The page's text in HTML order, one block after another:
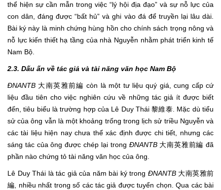
thể hiện sự cần mẫn trong việc “lý hội địa đạo” và sự nỗ lực của
con dân, đáng được “bất hủ” và ghi vào đá để truyền lại lâu dài.
Bài ký này là minh chứng hùng hồn cho chính sách trọng nông và
nỗ lực kiến thiết hạ tầng của nhà Nguyễn nhằm phát triển kinh tế
Nam Bộ.
2.3. Dấu ấn về tác giả và tài năng văn học Nam Bộ
ĐNANTB 大南英雅前編 còn là một tư liệu quý giá, cung cấp cứ
liệu đầu tiên cho việc nghiên cứu về những tác giả ít được biết
đến, tiêu biểu là trường hợp của Lê Duy Thái 黎維泰. Mặc dù tiểu
sử của ông vẫn là một khoảng trống trong lịch sử triều Nguyễn và
các tài liệu hiện nay chưa thể xác định được chi tiết, nhưng các
sáng tác của ông được chép lại trong ĐNANTB大南英雅前編 đã
phần nào chứng tỏ tài năng văn học của ông.
Lê Duy Thái là tác giả của năm bài ký trong ĐNANTB 大南英雅前
編, nhiều nhất trong số các tác giả được tuyển chọn. Qua các bài